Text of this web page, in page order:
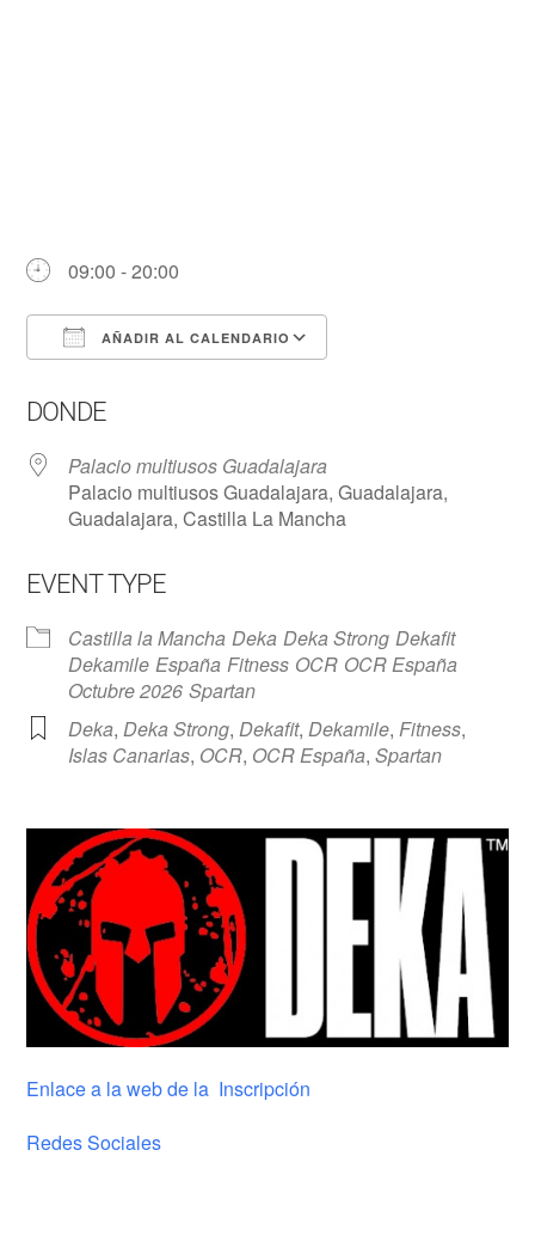
09:00 - 20:00
AÑADIR AL CALENDARIO
DONDE
Palacio multiusos Guadalajara
Palacio multiusos Guadalajara, Guadalajara,
Guadalajara, Castilla La Mancha
EVENT TYPE
Castilla la Mancha Deka Deka Strong Dekafit
Dekamile España Fitness OCR OCR España
Octubre 2026 Spartan
Deka,Deka Strong,Dekafit,Dekamile,Fitness,
Islas Canarias, OCR, OCR España,Spartan
Enlace a la web de la Inscripción
Redes Sociales